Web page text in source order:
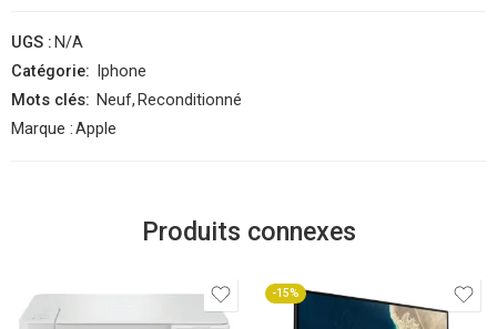
UGS : N/A
Catégorie:
Iphone
Mots clés: Neuf, Reconditionné
Marque :Apple
Produits connexes
-15%